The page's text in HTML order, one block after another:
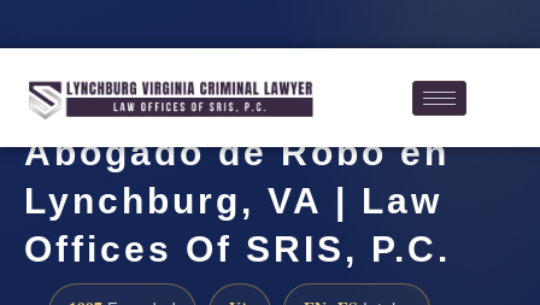
Abogado de Robo en
Lynchburg, VA | Law
Offices Of SRIS, P.C.